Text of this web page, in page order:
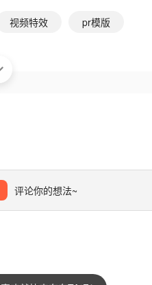
视频特效 pr模版
评论你的想法~